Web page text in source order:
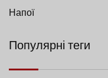
Напої
Популярні теги